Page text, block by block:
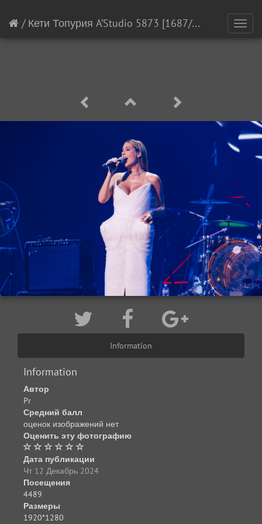
/ Кети Топурия A’Studio 5873 [1687/21145]
Information
Information
Автор
Pr
Средний балл
оценок изображений нет
Оценить эту фотографию
Дата публикации
Чт 12 Декабрь 2024
Посещения
4489
Размеры
1920*1280